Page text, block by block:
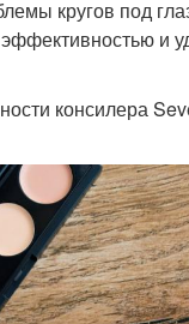
кругов под
и
консилера